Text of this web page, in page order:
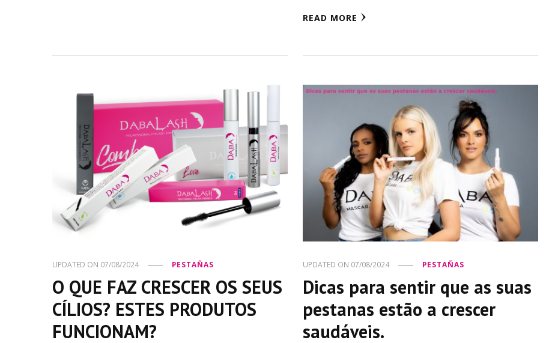
READ MORE
UPDATED ON 07/08/2024 PESTAÑAS
O QUE FAZ CRESCER OS SEUS
CÍLIOS? ESTES PRODUTOS
FUNCIONAM?
UPDATED ON 07/08/2024 PESTAÑAS
Dicas para sentir que as suas
pestanas estão a crescer
saudáveis.